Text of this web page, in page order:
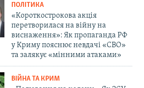
ПОЛІТИКА
«Короткострокова акція
перетворилася на війну на
виснаження»: Як пропаганда РФ
у Криму пояснює невдачі «СВО»
та залякує «мінними атаками»
ВІЙНА ТА КРИМ